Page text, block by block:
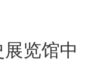
馆中